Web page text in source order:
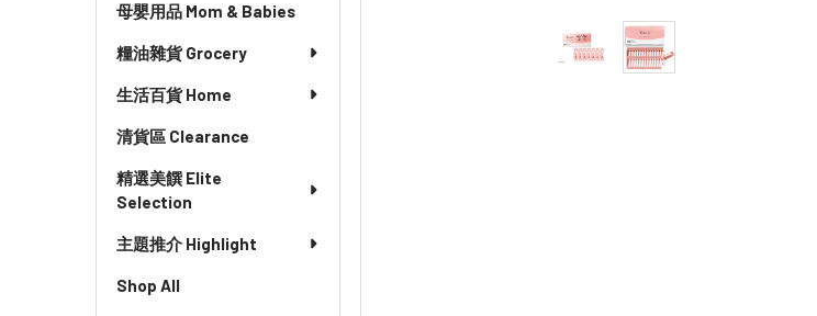
母嬰用品 Mom & Babies
糧油雜貨 Grocery
生活百貨 Home
清貨區 Clearance
精選美饌 Elite
Selection
主題推介 Highlight
Shop All